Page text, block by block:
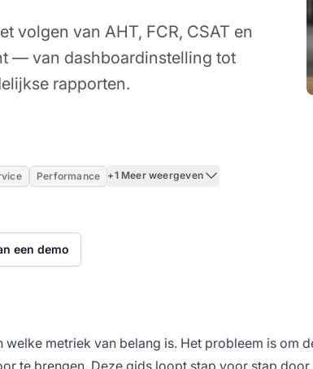
volgen van AHT, FCR, CSAT en
— van dashboardinstelling tot
rapporten.
Performance +1 Meer weergeven
een demo
welke metriek van belang is. Het probleem is om
te brengen. Deze gids loopt stap voor stap door